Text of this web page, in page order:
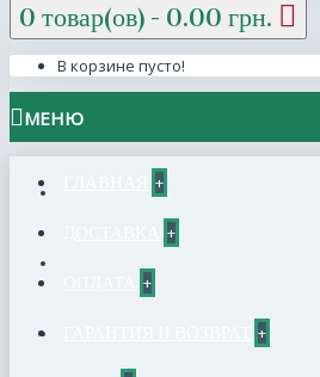
0 товар(ов) - 0.00 грн.
В корзине пусто!
МЕНЮ
+
+
+
+